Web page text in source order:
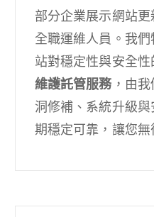
部分企業展示網站
全職運維人員。我
站對穩定性與安全
維護託管服務 ，由
洞修補、系統升級
期穩定可靠，讓您無